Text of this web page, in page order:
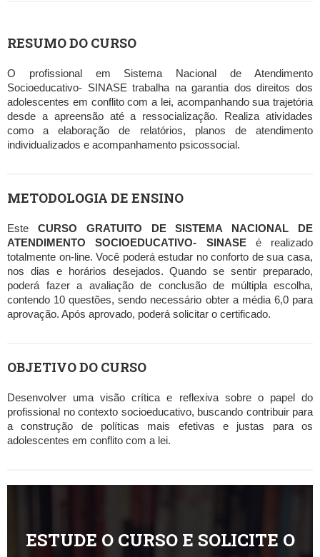
RESUMO DO CURSO
O profissional em Sistema Nacional de Atendimento
Socioeducativo- SINASE trabalha na garantia dos direitos dos
adolescentes em conflito com a lei, acompanhando sua trajetória
desde a apreensão até a ressocialização. Realiza atividades
como a elaboração de relatórios, planos de atendimento
individualizados e acompanhamento psicossocial.
METODOLOGIA DE ENSINO
Este CURSO GRATUITO DE SISTEMA NACIONAL DE
ATENDIMENTO SOCIOEDUCATIVO- SINASEé realizado
totalmente on-line. Você poderá estudar no conforto de sua casa,
nos dias e horários desejados. Quando se sentir preparado,
poderá fazer a avaliação de conclusão de múltipla escolha,
contendo 10 questões, sendo necessário obter a média 6,0 para
aprovação. Após aprovado, poderá solicitar o certificado.
OBJETIVO DO CURSO
Desenvolver uma visão crítica e reflexiva sobre o papel do
profissional no contexto socioeducativo, buscando contribuir para
a construção de políticas mais efetivas e justas para os
adolescentes em conflito com a lei.
ESTUDE O CURSO E SOLICITE O